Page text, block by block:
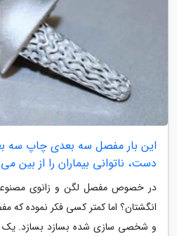
این بار مفصل سه بعدی چاپ سه
دست، ناتوانی بیماران را از بین
در خصوص مفصل لگن و زانوی
انگشتان؟ اما کمتر کسی فکر نموده که
و شخصی سازی شده بسازد بسازد. یک